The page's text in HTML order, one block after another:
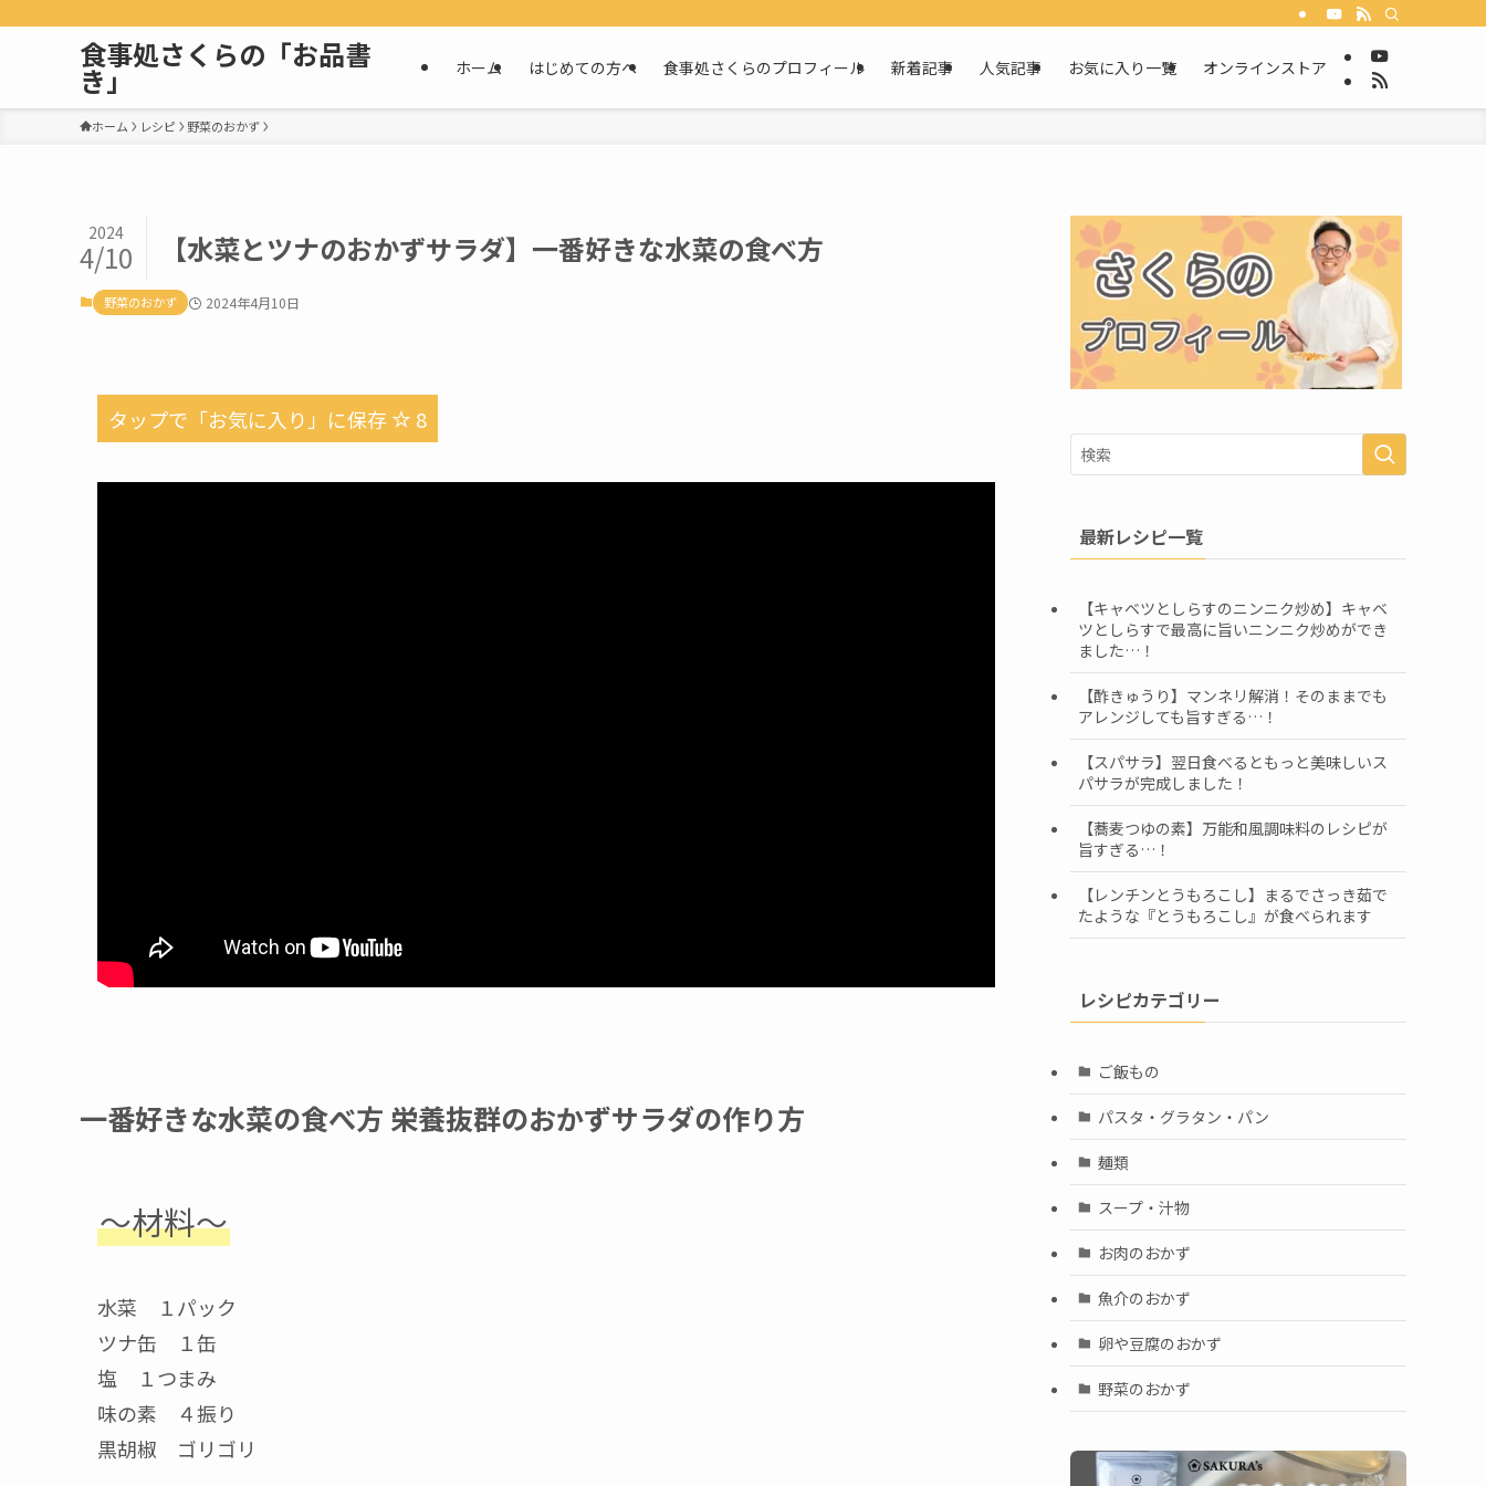
食事処さくらの「お品書
き」 ホーム はじめての方へ 食事処さくらのプロフィール 新着記事 人気記事 お気に入り一覧 オンラインストア
ホーム レシピ 野菜のおかず
【水菜とツナのおかずサラダ】一番好きな水菜の食べ方
2024
4/10
野菜のおかず 2024年4月10日
タップで「お気に入り」に保存 8
一番好きな水菜の食べ方 栄養抜群のおかずサラダの作り方
〜材料〜
水菜 １パック
ツナ缶 １缶
塩 １つまみ
味の素 ４振り
黒胡椒 ゴリゴリ
最新レシピ一覧
【キャベツとしらすのニンニク炒め】キャベ
ツとしらすで最高に旨いニンニク炒めができ
ました…！
【酢きゅうり】マンネリ解消！そのままでも
アレンジしても旨すぎる…！
【スパサラ】翌日食べるともっと美味しいス
パサラが完成しました！
【蕎麦つゆの素】万能和風調味料のレシピが
旨すぎる…！
【レンチンとうもろこし】まるでさっき茹で
たような『とうもろこし』が食べられます
レシピカテゴリー
ご飯もの
パスタ・グラタン・パン
麺類
スープ・汁物
お肉のおかず
魚介のおかず
卵や豆腐のおかず
野菜のおかず